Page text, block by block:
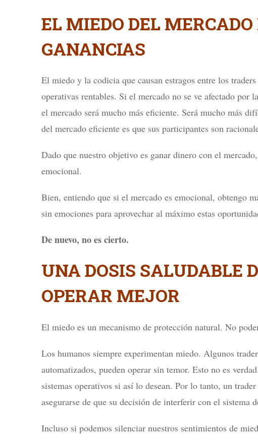
EL MIEDO DEL
GANANCIAS
El miedo y la codicia que causan estragos entre los
operativas rentables. Si el mercado no se ve afectado por
el mercado será mucho más eficiente. Será mucho más
del mercado eficiente es que sus participantes son
Dado que nuestro objetivo es ganar dinero con el
emocional.
Bien, entiendo que si el mercado es emocional, obtengo
sin emociones para aprovechar al máximo estas
De nuevo, no es cierto.
UNA DOSIS SALUDABLE
OPERAR MEJOR
El miedo es un mecanismo de protección natural. No
Los humanos siempre experimentan miedo. Algunos
automatizados, pueden operar sin temor. Esto no es
sistemas operativos si así lo desean. Por lo tanto, un
asegurarse de que su decisión de interferir con el sistema
Incluso si podemos silenciar nuestros sentimientos de